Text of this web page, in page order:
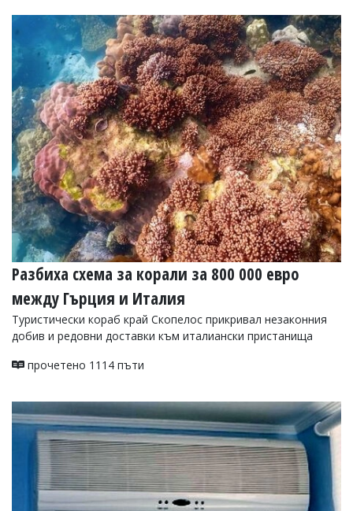
Разбиха схема за корали за 800 000 евро
между Гърция и Италия
Туристически кораб край Скопелос прикривал незаконния
добив и редовни доставки към италиански пристанища
прочетено 1114 пъти